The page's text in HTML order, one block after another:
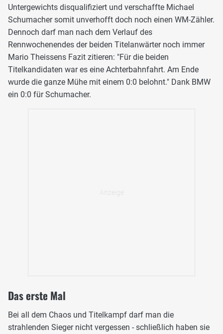
Untergewichts disqualifiziert und verschaffte Michael
Schumacher somit unverhofft doch noch einen WM-Zähler.
Dennoch darf man nach dem Verlauf des
Rennwochenendes der beiden Titelanwärter noch immer
Mario Theissens Fazit zitieren: "Für die beiden
Titelkandidaten war es eine Achterbahnfahrt. Am Ende
wurde die ganze Mühe mit einem 0:0 belohnt." Dank BMW
ein 0:0 für Schumacher.
Das erste Mal
Bei all dem Chaos und Titelkampf darf man die
strahlenden Sieger nicht vergessen - schließlich haben sie